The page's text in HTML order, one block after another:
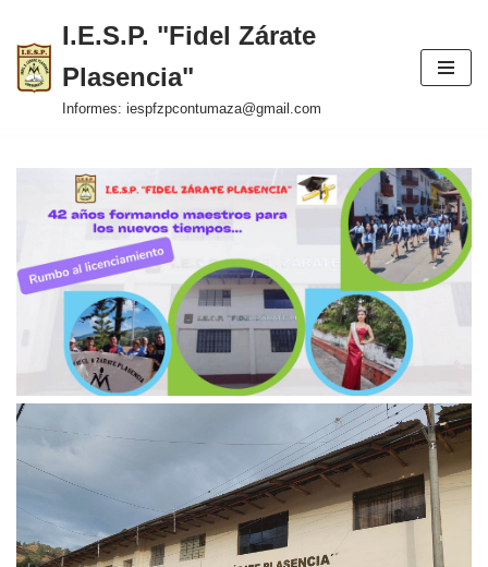
Saltar
al
contenido
I.E.S.P. "Fidel Zárate
Plasencia"
Informes: iespfzpcontumaza@gmail.com